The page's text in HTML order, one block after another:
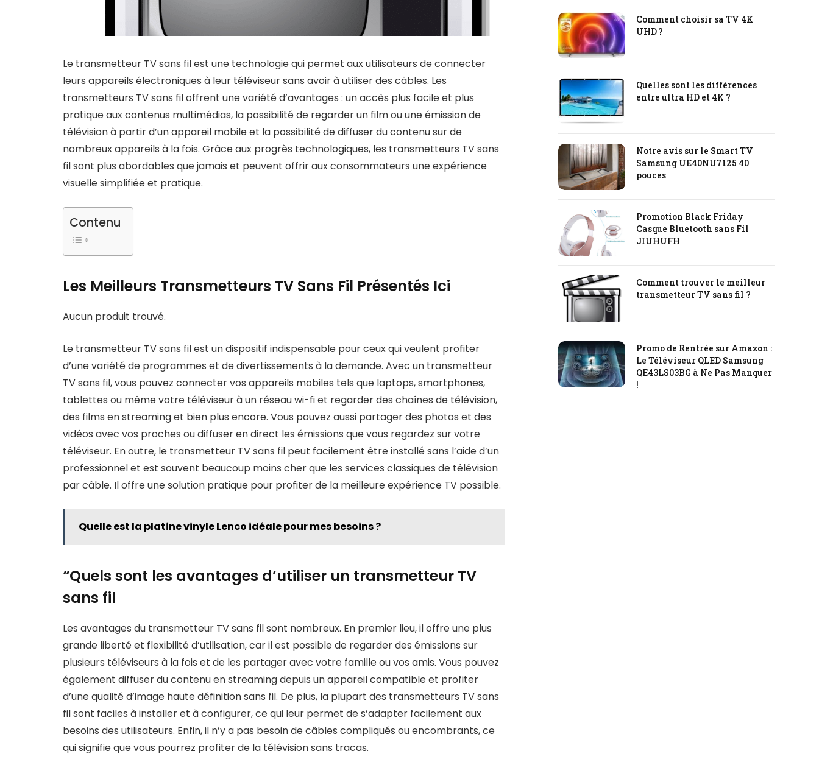
Le transmetteur TV sans fil est une technologie qui permet aux utilisateurs de connecter
leurs appareils électroniques à leur téléviseur sans avoir à utiliser des câbles. Les
transmetteurs TV sans fil offrent une variété d’avantages : un accès plus facile et plus
pratique aux contenus multimédias, la possibilité de regarder un film ou une émission de
télévision à partir d’un appareil mobile et la possibilité de diffuser du contenu sur de
nombreux appareils à la fois. Grâce aux progrès technologiques, les transmetteurs TV sans
fil sont plus abordables que jamais et peuvent offrir aux consommateurs une expérience
visuelle simplifiée et pratique.
Contenu
Les Meilleurs Transmetteurs TV Sans Fil Présentés Ici
Aucun produit trouvé.
Le transmetteur TV sans fil est un dispositif indispensable pour ceux qui veulent profiter
d’une variété de programmes et de divertissements à la demande. Avec un transmetteur
TV sans fil, vous pouvez connecter vos appareils mobiles tels que laptops, smartphones,
tablettes ou même votre téléviseur à un réseau wi-fi et regarder des chaînes de télévision,
des films en streaming et bien plus encore. Vous pouvez aussi partager des photos et des
vidéos avec vos proches ou diffuser en direct les émissions que vous regardez sur votre
téléviseur. En outre, le transmetteur TV sans fil peut facilement être installé sans l’aide d’un
professionnel et est souvent beaucoup moins cher que les services classiques de télévision
par câble. Il offre une solution pratique pour profiter de la meilleure expérience TV possible.
Quelle est la platine vinyle Lenco idéale pour mes besoins ?
“Quels sont les avantages d’utiliser un transmetteur TV
sans fil
Les avantages du transmetteur TV sans fil sont nombreux. En premier lieu, il offre une plus
grande liberté et flexibilité d’utilisation, car il est possible de regarder des émissions sur
plusieurs téléviseurs à la fois et de les partager avec votre famille ou vos amis. Vous pouvez
également diffuser du contenu en streaming depuis un appareil compatible et profiter
d’une qualité d’image haute définition sans fil. De plus, la plupart des transmetteurs TV sans
fil sont faciles à installer et à configurer, ce qui leur permet de s’adapter facilement aux
besoins des utilisateurs. Enfin, il n’y a pas besoin de câbles compliqués ou encombrants, ce
qui signifie que vous pourrez profiter de la télévision sans tracas.
Comment choisir sa TV 4K
UHD ?
Quelles sont les différences
entre ultra HD et 4K ?
Notre avis sur le Smart TV
Samsung UE40NU7125 40
pouces
Promotion Black Friday
Casque Bluetooth sans Fil
JIUHUFH
Comment trouver le meilleur
transmetteur TV sans fil ?
Promo de Rentrée sur Amazon :
Le Téléviseur QLED Samsung
QE43LS03BG à Ne Pas Manquer
!